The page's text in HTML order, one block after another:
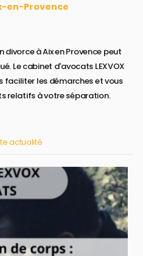
en-Provence
Le cabinet d'avocats LEXVOX
faciliter les démarches et vous
relatifs à votre séparation.
actualité